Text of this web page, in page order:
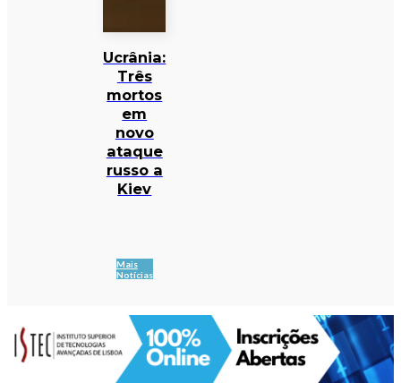
Ucrânia:
Três
mortos
em
novo
ataque
russo a
Kiev
Mais
Notícias